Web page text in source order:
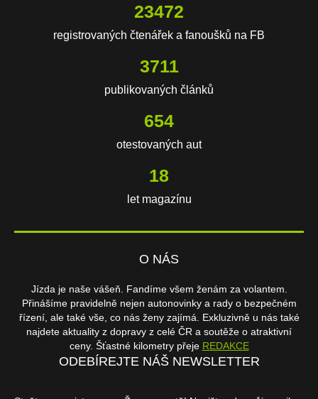
23472
registrovaných čtenářek a fanoušků na FB
3711
publikovaných článků
654
otestovaných aut
18
let magazínu
O NÁS
Jízda je naše vášeň. Fandíme všem ženám za volantem.
Přinášíme pravidelně nejen autonovinky a rady o bezpečném
řízení, ale také vše, co nás ženy zajímá. Exkluzivně u nás také
najdete aktuality z dopravy z celé ČR a soutěže o atraktivní
ceny. Šťastné kilometry přeje REDAKCE
ODEBÍREJTE NÁŠ NEWSLETTER